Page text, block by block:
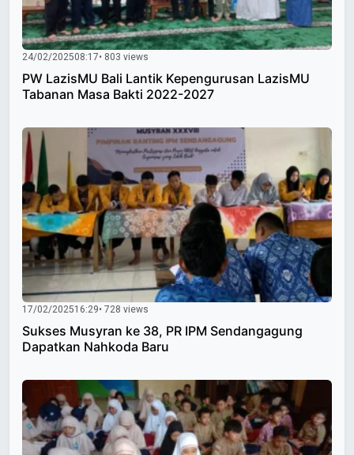
24/02/202508:17• 803 views
PW LazisMU Bali Lantik Kepengurusan LazisMU
Tabanan Masa Bakti 2022-2027
17/02/202516:29• 728 views
Sukses Musyran ke 38, PR IPM Sendangagung
Dapatkan Nahkoda Baru